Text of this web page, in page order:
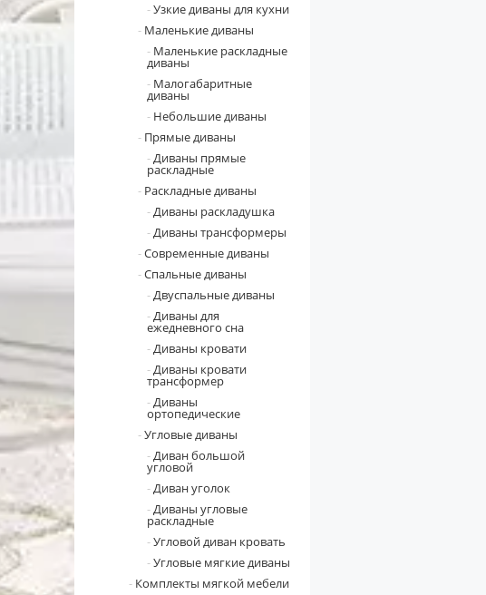
Узкие диваны для кухни
Маленькие диваны
Маленькие раскладные
диваны
Малогабаритные
диваны
Небольшие диваны
Прямые диваны
Диваны прямые
раскладные
Раскладные диваны
Диваны раскладушка
Диваны трансформеры
Современные диваны
Спальные диваны
Двуспальные диваны
Диваны для
ежедневного сна
Диваны кровати
Диваны кровати
трансформер
Диваны
ортопедические
Угловые диваны
Диван большой
угловой
Диван уголок
Диваны угловые
раскладные
Угловой диван кровать
Угловые мягкие диваны
Комплекты мягкой мебели